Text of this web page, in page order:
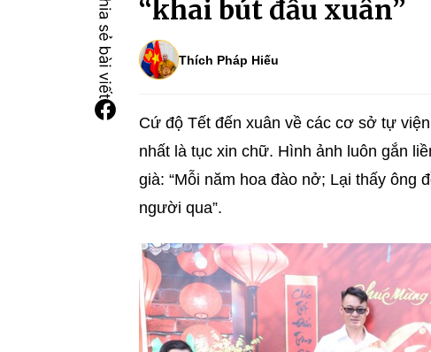
“khai bút đầu xuân”
Thích Pháp Hiếu
Cứ độ Tết đến xuân về các cơ sở tự
nhất là tục xin chữ. Hình ảnh luôn gắn
già: “Mỗi năm hoa đào nở; Lại thấy ông
người qua”.